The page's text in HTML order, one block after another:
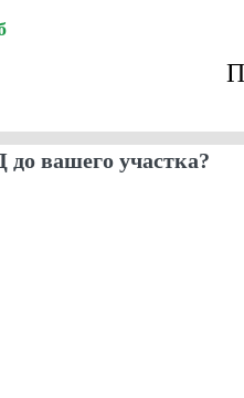
вашего участка?